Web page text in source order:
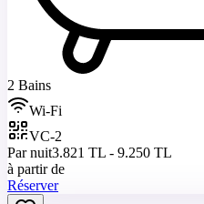
2 Bains
Wi-Fi
VC-2
Par nuit3.821 TL - 9.250 TL
à partir de
Réserver